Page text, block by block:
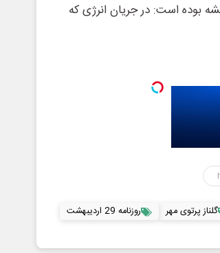
بوده است: در جریان انرژی که
گلناز پرتوی مهر
روزنامه 29 اردیبهشت